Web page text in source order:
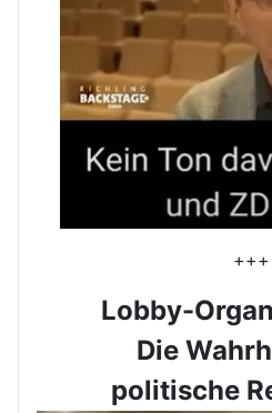
+++
Lobby-
Die
politische